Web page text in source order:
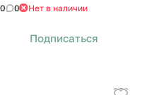
0 0 Нет в наличии
Подписаться